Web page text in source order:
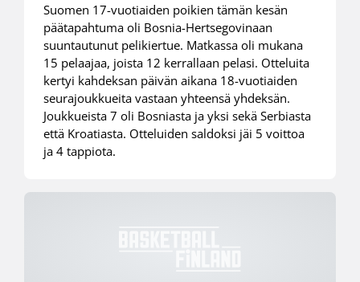
Suomen 17-vuotiaiden poikien tämän kesän
päätapahtuma oli Bosnia-Hertsegovinaan
suuntautunut pelikiertue. Matkassa oli mukana
15 pelaajaa, joista 12 kerrallaan pelasi. Otteluita
kertyi kahdeksan päivän aikana 18-vuotiaiden
seurajoukkueita vastaan yhteensä yhdeksän.
Joukkueista 7 oli Bosniasta ja yksi sekä Serbiasta
että Kroatiasta. Otteluiden saldoksi jäi 5 voittoa
ja 4 tappiota.